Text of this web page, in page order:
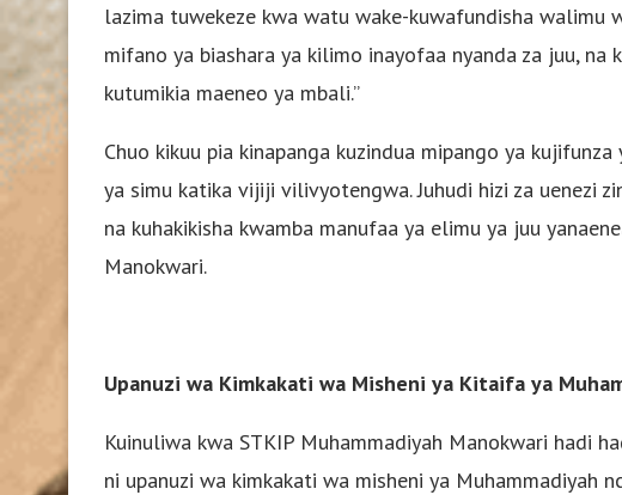
lazima tuwekeze kwa watu wake-kuwafundisha walimu
mifano ya biashara ya kilimo inayofaa nyanda za juu,
kutumikia maeneo ya mbali.”
Chuo kikuu pia kinapanga kuzindua mipango ya
ya simu katika vijiji vilivyotengwa. Juhudi hizi za uenezi
na kuhakikisha kwamba manufaa ya elimu ya juu
Manokwari.
Upanuzi wa Kimkakati wa Misheni ya Kitaifa ya
Kuinuliwa kwa STKIP Muhammadiyah Manokwari hadi
ni upanuzi wa kimkakati wa misheni ya Muhammadiyah